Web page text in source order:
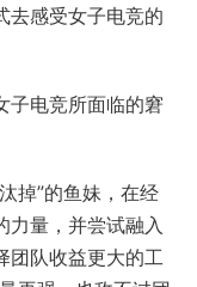
去感受女子电竞的
子电竞所面临的窘
掉”的鱼妹，在经
力量，并尝试融入
团队收益更大的工